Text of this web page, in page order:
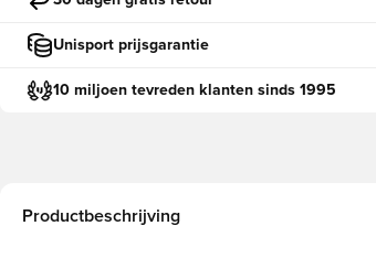
Unisport prijsgarantie
10 miljoen tevreden klanten sinds 1995
Productbeschrijving